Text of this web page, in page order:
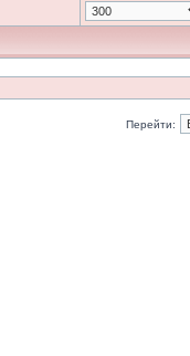
Перейти: